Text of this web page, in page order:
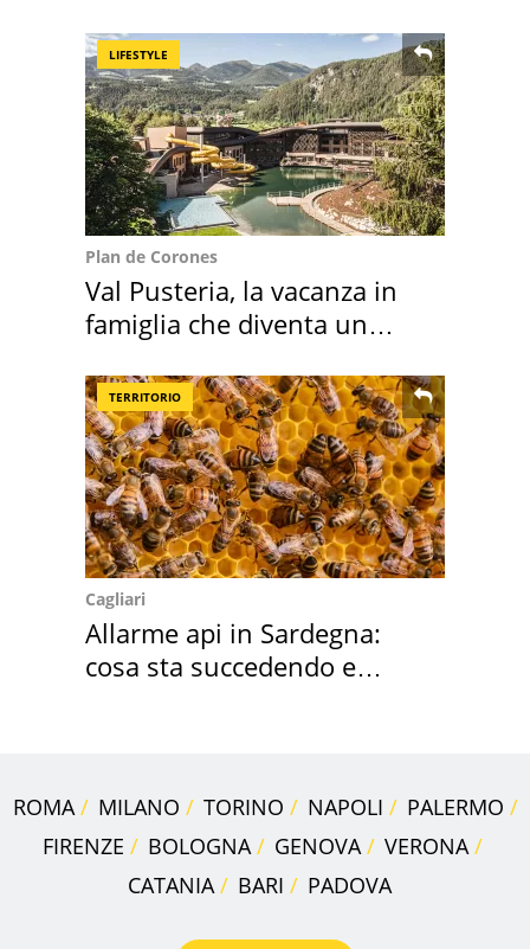
LIFESTYLE
Plan de Corones
Val Pusteria, la vacanza in
famiglia che diventa un
TERRITORIO
Cagliari
Allarme api in Sardegna:
cosa sta succedendo e
ROMA MILANO TORINO NAPOLI
PALERMO
FIRENZE
BOLOGNA GENOVA
VERONA
CATANIA
BARI PADOVA